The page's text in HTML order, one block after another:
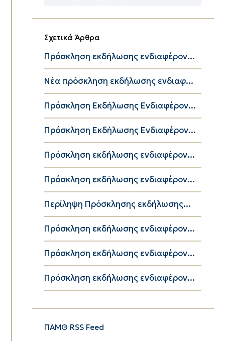
Σχετικά Άρθρα
Πρόσκληση εκδήλωσης ενδιαφέρον...
Νέα πρόσκληση εκδήλωσης ενδιαφ...
Πρόσκληση Εκδήλωσης Ενδιαφέρον...
Πρόσκληση Εκδήλωσης Ενδιαφέρον...
Πρόσκληση εκδήλωσης ενδιαφέρον...
Πρόσκληση εκδήλωσης ενδιαφέρον...
Περίληψη Πρόσκλησης εκδήλωσης...
Πρόσκληση εκδήλωσης ενδιαφέρον...
Πρόσκληση εκδήλωσης ενδιαφέρον...
Πρόσκληση εκδήλωσης ενδιαφέρον...
ΠΑΜΘ RSS Feed